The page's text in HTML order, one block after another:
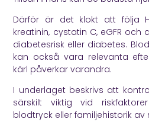
Därför är det klokt att följa
kreatinin, cystatin C, eGFR
diabetesrisk eller diabetes.
kan också vara relevanta
kärl påverkar varandra.
I underlaget beskrivs att
särskilt viktig vid
blodtryck eller familjehistorik av